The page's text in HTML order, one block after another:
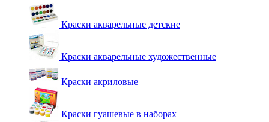
Краски акварельные детские
Краски акварельные художественные
Краски акриловые
Краски гуашевые в наборах